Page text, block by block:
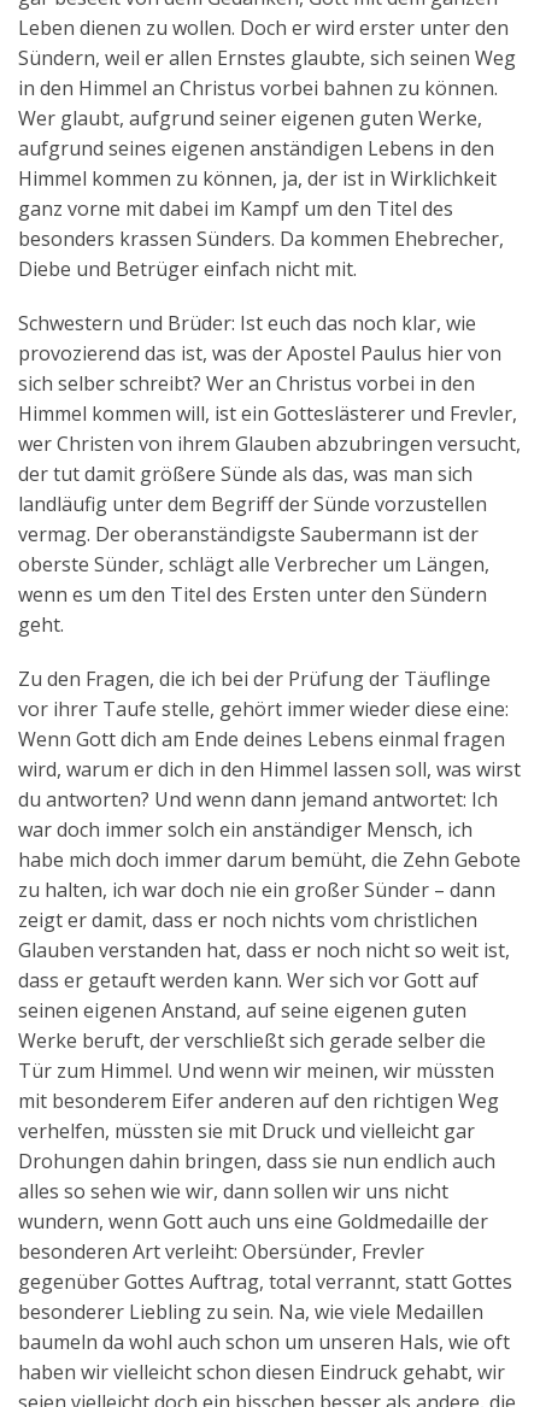
Leben dienen zu wollen. Doch er wird erster unter den
Sündern, weil er allen Ernstes glaubte, sich seinen Weg
in den Himmel an Christus vorbei bahnen zu können.
Wer glaubt, aufgrund seiner eigenen guten Werke,
aufgrund seines eigenen anständigen Lebens in den
Himmel kommen zu können, ja, der ist in Wirklichkeit
ganz vorne mit dabei im Kampf um den Titel des
besonders krassen Sünders. Da kommen Ehebrecher,
Diebe und Betrüger einfach nicht mit.
Schwestern und Brüder: Ist euch das noch klar, wie
provozierend das ist, was der Apostel Paulus hier von
sich selber schreibt? Wer an Christus vorbei in den
Himmel kommen will, ist ein Gotteslästerer und Frevler,
wer Christen von ihrem Glauben abzubringen versucht,
der tut damit größere Sünde als das, was man sich
landläufig unter dem Begriff der Sünde vorzustellen
vermag. Der oberanständigste Saubermann ist der
oberste Sünder, schlägt alle Verbrecher um Längen,
wenn es um den Titel des Ersten unter den Sündern
geht.
Zu den Fragen, die ich bei der Prüfung der Täuflinge
vor ihrer Taufe stelle, gehört immer wieder diese eine:
Wenn Gott dich am Ende deines Lebens einmal fragen
wird, warum er dich in den Himmel lassen soll, was wirst
du antworten? Und wenn dann jemand antwortet: Ich
war doch immer solch ein anständiger Mensch, ich
habe mich doch immer darum bemüht, die Zehn Gebote
zu halten, ich war doch nie ein großer Sünder – dann
zeigt er damit, dass er noch nichts vom christlichen
Glauben verstanden hat, dass er noch nicht so weit ist,
dass er getauft werden kann. Wer sich vor Gott auf
seinen eigenen Anstand, auf seine eigenen guten
Werke beruft, der verschließt sich gerade selber die
Tür zum Himmel. Und wenn wir meinen, wir müssten
mit besonderem Eifer anderen auf den richtigen Weg
verhelfen, müssten sie mit Druck und vielleicht gar
Drohungen dahin bringen, dass sie nun endlich auch
alles so sehen wie wir, dann sollen wir uns nicht
wundern, wenn Gott auch uns eine Goldmedaille der
besonderen Art verleiht: Obersünder, Frevler
gegenüber Gottes Auftrag, total verrannt, statt Gottes
besonderer Liebling zu sein. Na, wie viele Medaillen
baumeln da wohl auch schon um unseren Hals, wie oft
haben wir vielleicht schon diesen Eindruck gehabt, wir